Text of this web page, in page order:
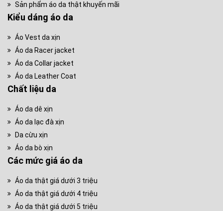
Sản phẩm áo da thật khuyến mãi
Kiểu dáng áo da
Áo Vest da xịn
Áo da Racer jacket
Áo da Collar jacket
Áo da Leather Coat
Chất liệu da
Áo da dê xịn
Áo da lạc đà xịn
Da cừu xịn
Áo da bò xịn
Các mức giá áo da
Áo da thật giá dưới 3 triệu
Áo da thật giá dưới 4 triệu
Áo da thật giá dưới 5 triệu